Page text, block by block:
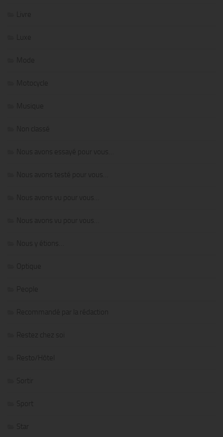
Livre
Luxe
Mode
Motocycle
Musique
Non classé
Nous avons essayé pour vous…
Nous avons testé pour vous…
Nous avons vu pour vous…
Nous avons vu pour vous…
Nous y étions…
Optique
People
Recommandé par la rédaction
Restez chez soi
Resto/Hôtel
Sortir
Sport
Star